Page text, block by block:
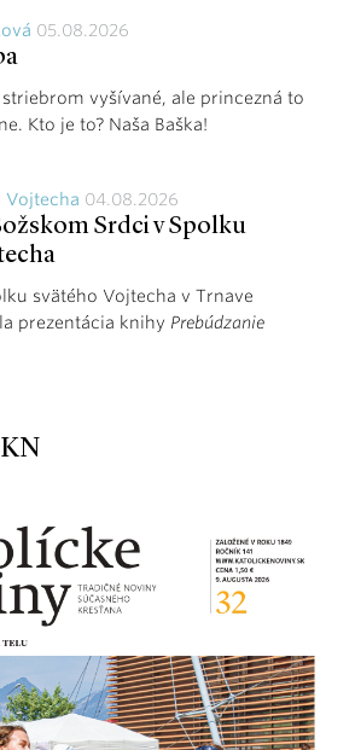
05.08.2026
striebrom vyšívané, ale princezná to
Kto je to? Naša Baška!
Vojtecha 04.08.2026
Srdci v Spolku
svätého Vojtecha v Trnave
prezentácia knihy Prebúdzanie